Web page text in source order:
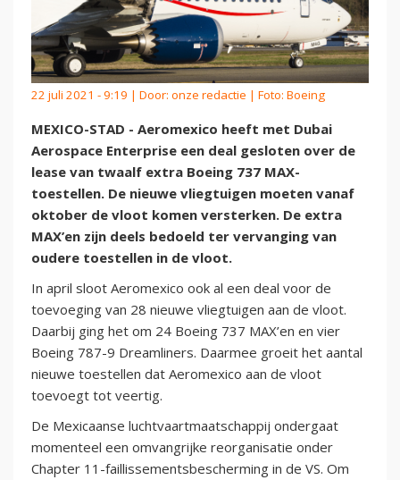
22 juli 2021 - 9:19 | Door: onze redactie | Foto: Boeing
MEXICO-STAD - Aeromexico heeft met Dubai
Aerospace Enterprise een deal gesloten over de
lease van twaalf extra Boeing 737 MAX-
toestellen. De nieuwe vliegtuigen moeten vanaf
oktober de vloot komen versterken. De extra
MAX’en zijn deels bedoeld ter vervanging van
oudere toestellen in de vloot.
In april sloot Aeromexico ook al een deal voor de
toevoeging van 28 nieuwe vliegtuigen aan de vloot.
Daarbij ging het om 24 Boeing 737 MAX’en en vier
Boeing 787-9 Dreamliners. Daarmee groeit het aantal
nieuwe toestellen dat Aeromexico aan de vloot
toevoegt tot veertig.
De Mexicaanse luchtvaartmaatschappij ondergaat
momenteel een omvangrijke reorganisatie onder
Chapter 11-faillissementsbescherming in de VS. Om